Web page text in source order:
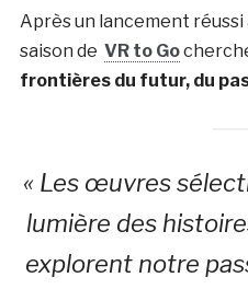
Après un lancement réussi
saison de VR to Go
frontières du futur, du
« Les œuvres
lumière des
explorent notre